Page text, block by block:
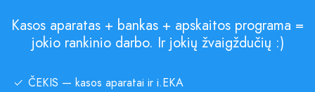
Kasos aparatas + bankas + apskaitos programa =
jokio rankinio darbo. Ir jokių žvaigždučių :)
ČEKIS — kasos aparatai ir i.EKA